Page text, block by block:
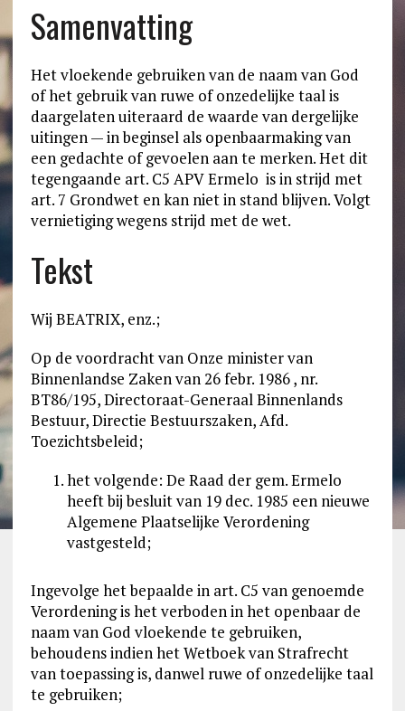
Samenvatting
Het vloekende gebruiken van de naam van God
of het gebruik van ruwe of onzedelijke taal is
daargelaten uiteraard de waarde van dergelijke
uitingen — in beginsel als openbaarmaking van
een gedachte of gevoelen aan te merken. Het dit
tegengaande art. C5 APV Ermelo is in strijd met
art. 7 Grondwet en kan niet in stand blijven. Volgt
vernietiging wegens strijd met de wet.
Tekst
Wij BEATRIX, enz.;
Op de voordracht van Onze minister van
Binnenlandse Zaken van 26 febr. 1986 , nr.
BT86/195, Directoraat-Generaal Binnenlands
Bestuur, Directie Bestuurszaken, Afd.
Toezichtsbeleid;
het volgende: De Raad der gem. Ermelo
heeft bij besluit van 19 dec. 1985 een nieuwe
Algemene Plaatselijke Verordening
vastgesteld;
Ingevolge het bepaalde in art. C5 van genoemde
Verordening is het verboden in het openbaar de
naam van God vloekende te gebruiken,
behoudens indien het Wetboek van Strafrecht
van toepassing is, danwel ruwe of onzedelijke taal
te gebruiken;